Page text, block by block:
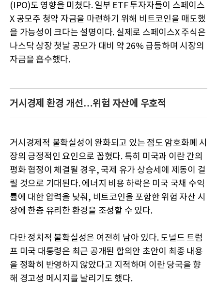
(IPO)도 영향을 미쳤다. 일부 ETF 투자자들이 스페이스
X 공모주 청약 자금을 마련하기 위해 비트코인을 매도했
을 가능성이 크다는 설명이다. 실제로 스페이스X 주식은
나스닥 상장 첫날 공모가 대비 약 26% 급등하며 시장의
자금을 흡수했다.
거시경제 환경 개선…위험 자산에 우호적
거시경제적 불확실성이 완화되고 있는 점도 암호화폐 시
장의 긍정적인 요인으로 꼽혔다. 특히 미국과 이란 간의
평화 협정이 체결될 경우, 국제 유가 상승세에 제동이 걸
릴 것으로 기대된다. 에너지 비용 하락은 미국 국채 수익
률에 대한 압력을 낮춰, 비트코인을 포함한 위험 자산 시
장에 한층 유리한 환경을 조성할 수 있다.
다만 정치적 불확실성은 여전히 남아 있다. 도널드 트럼
프 미국 대통령은 최근 공개된 합의안 초안이 최종 내용
을 정확히 반영하지 않았다고 지적하며 이란 당국을 향
해 경고성 메시지를 날리기도 했다.